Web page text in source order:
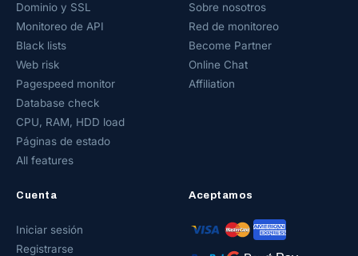
Dominio y SSL
Monitoreo de API
Black lists
Web risk
Pagespeed monitor
Database check
CPU, RAM, HDD load
Páginas de estado
All features
Sobre nosotros
Red de monitoreo
Become Partner
Online Chat
Affiliation
Cuenta
Iniciar sesión
Registrarse
Aceptamos